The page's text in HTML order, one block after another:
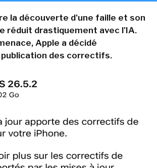
la découverte d'une faille et son
réduit drastiquement avec l'IA.
Apple a décidé
des correctifs.